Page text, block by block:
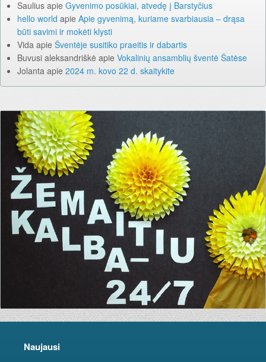
Saulius apie Gyvenimo posūkiai, atvedę į Barstyčius
hello world apie Apie gyvenimą, kuriame svarbiausia – drąsa
būti savimi ir mokėti klysti
Vida apie Šventėje susitiko praeitis ir dabartis
Buvusi aleksandriškė apie Vokalinių ansamblių šventė Šatėse
Jolanta apie 2024 m. kovo 22 d. skaitykite
Naujausi